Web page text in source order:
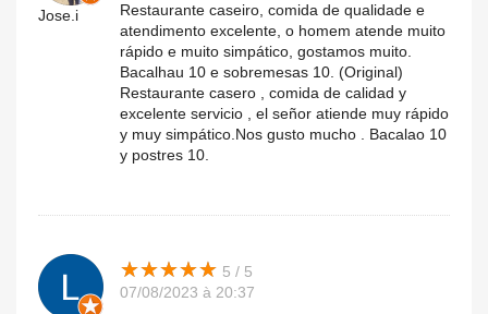
Jose.i
Restaurante caseiro, comida de qualidade e
atendimento excelente, o homem atende muito
rápido e muito simpático, gostamos muito.
Bacalhau 10 e sobremesas 10. (Original)
Restaurante casero , comida de calidad y
excelente servicio , el señor atiende muy rápido
y muy simpático.Nos gusto mucho . Bacalao 10
y postres 10.
★★★★★
★★★★★ 5 / 5
07/08/2023 à 20:37